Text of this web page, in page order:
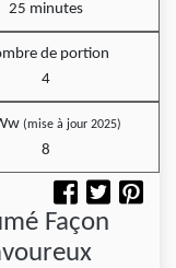
25 minutes
de portion
4
(mise à jour 2025)
8
Façon